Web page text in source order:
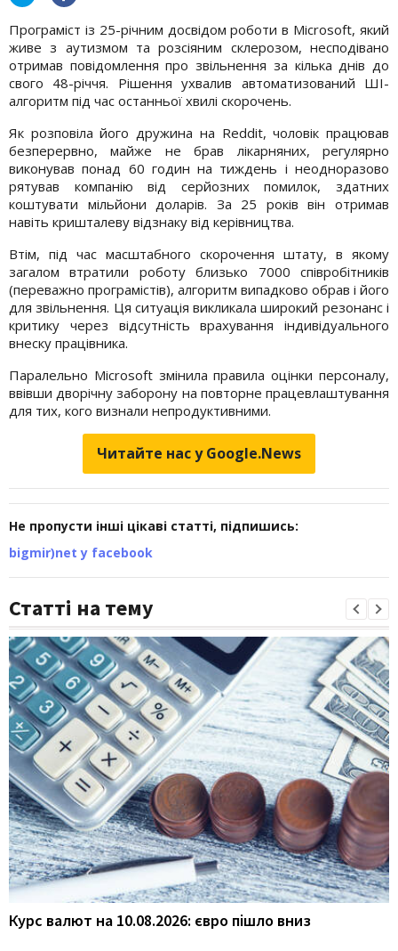
Програміст із 25-річним досвідом роботи в Microsoft, який
живе з аутизмом та розсіяним склерозом, несподівано
отримав повідомлення про звільнення за кілька днів до
свого 48-річчя. Рішення ухвалив автоматизований ШІ-
алгоритм під час останньої хвилі скорочень.
Як розповіла його дружина на Reddit, чоловік працював
безперервно, майже не брав лікарняних, регулярно
виконував понад 60 годин на тиждень і неодноразово
рятував компанію від серйозних помилок, здатних
коштувати мільйони доларів. За 25 років він отримав
навіть кришталеву відзнаку від керівництва.
Втім, під час масштабного скорочення штату, в якому
загалом втратили роботу близько 7000 співробітників
(переважно програмістів), алгоритм випадково обрав і його
для звільнення. Ця ситуація викликала широкий резонанс і
критику через відсутність врахування індивідуального
внеску працівника.
Паралельно Microsoft змінила правила оцінки персоналу,
ввівши дворічну заборону на повторне працевлаштування
для тих, кого визнали непродуктивними.
Читайте нас у Google.News
Не пропусти інші цікаві статті, підпишись:
bigmir)net у facebook
Статті на тему
Курс валют на 10.08.2026: євро пішло вниз